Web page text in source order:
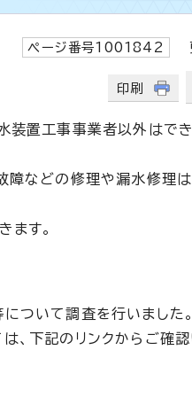
ページ番号1001842
印刷
装置工事事業者以外はで
障などの修理や漏水修理
ます。
ついて調査を行いました。
、下記のリンクからご確認